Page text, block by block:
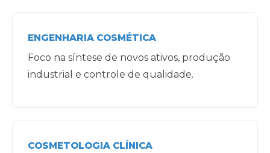
ENGENHARIA COSMÉTICA
Foco na síntese de novos ativos, produção
industrial e controle de qualidade.
COSMETOLOGIA CLÍNICA